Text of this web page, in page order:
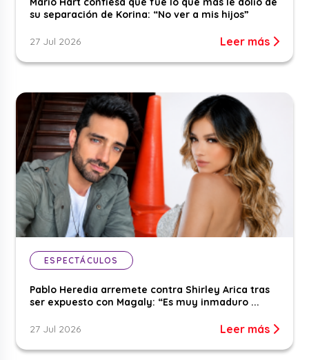
su separación de Korina: “No ver a mis hijos”
27 Jul 2026 Leer más
ESPECTÁCULOS
Pablo Heredia arremete contra Shirley Arica tras
ser expuesto con Magaly: “Es muy inmaduro ...
27 Jul 2026 Leer más